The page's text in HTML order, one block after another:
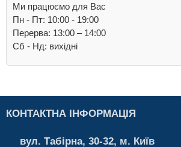
Ми працюємо для Вас
Пн - Пт: 10:00 - 19:00
Перерва: 13:00 – 14:00
Cб - Нд: вихідні
КОНТАКТНА ІНФОРМАЦІЯ
вул. Табірна, 30-32, м. Київ